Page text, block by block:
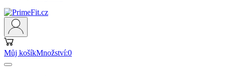
Můj košíkMnožství:0